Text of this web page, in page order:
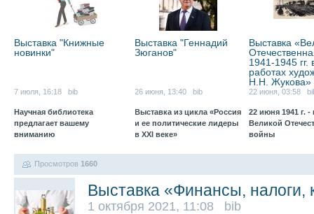
Выставка "Книжные
новинки"
7 июля, 16:18 bib
Научная библиотека
предлагает вашему
вниманию
Выставка "Геннадий
Зюганов"
26 июня, 13:40 bib
Выставка из цикла «Россия
и ее политические лидеры
в XXI веке»
Выставка
1941-1945 гг.
работах
Н.Н. Жукова»
22 июня, 03:58
22 июня 1941 г. -
Великой
войны
Просмотров 1660
Выставка «Финансы, налоги,
1 октября 2021, 11:08 bib